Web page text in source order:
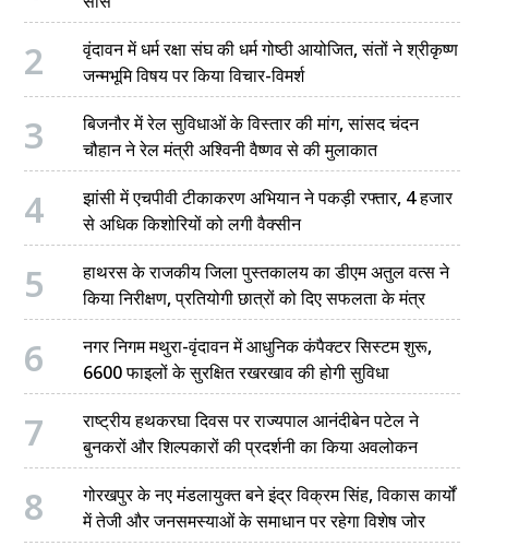
2
वृंदावन में धर्म रक्षा संघ की धर्म गोष्ठी आयोजित, संतों ने श्रीकृष्ण
जन्मभूमि विषय पर किया विचार-विमर्श
3
बिजनौर में रेल सुविधाओं के विस्तार की मांग, सांसद चंदन
चौहान ने रेल मंत्री अश्विनी वैष्णव से की मुलाकात
4
झांसी में एचपीवी टीकाकरण अभियान ने पकड़ी रफ्तार, 4 हजार
से अधिक किशोरियों को लगी वैक्सीन
5
हाथरस के राजकीय जिला पुस्तकालय का डीएम अतुल वत्स ने
किया निरीक्षण, प्रतियोगी छात्रों को दिए सफलता के मंत्र
6
नगर निगम मथुरा-वृंदावन में आधुनिक कंपैक्टर सिस्टम शुरू,
6600 फाइलों के सुरक्षित रखरखाव की होगी सुविधा
7
राष्ट्रीय हथकरघा दिवस पर राज्यपाल आनंदीबेन पटेल ने
बुनकरों और शिल्पकारों की प्रदर्शनी का किया अवलोकन
8
गोरखपुर के नए मंडलायुक्त बने इंद्र विक्रम सिंह, विकास कार्यों
में तेजी और जनसमस्याओं के समाधान पर रहेगा विशेष जोर